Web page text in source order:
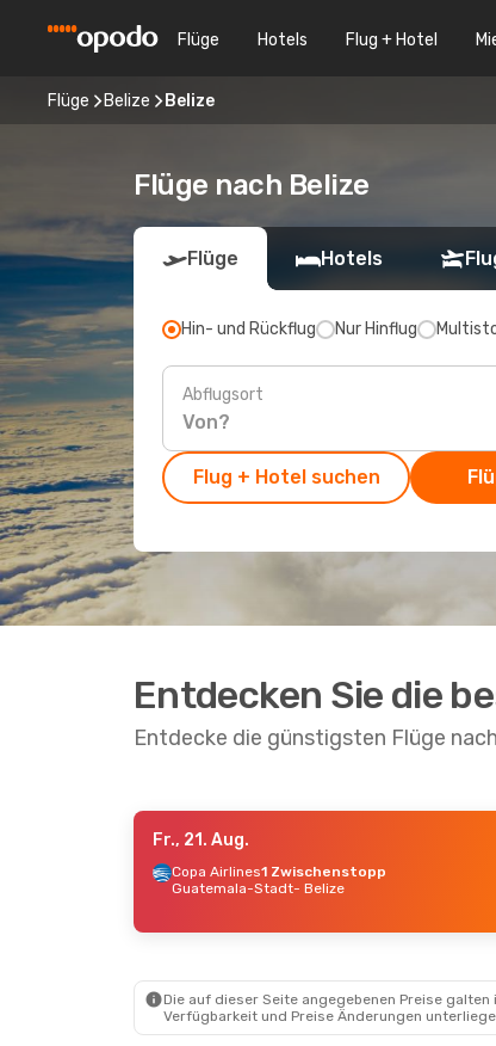
Flüge Hotels Flug + Hotel
Flüge Belize Belize
Flüge nach Belize
Flüge Hotels
Hin- und Rückflug Nur Hinflug
Abflugsort
Flug + Hotel suchen
Entdecken Sie die
Entdecke die günstigsten Flüge
- Mo., 24. Aug.
Fort Lauderdale
Fr., 21. Aug.
Copa Airlines1 Zwischenstopp
Guatemala-Stadt- Belize
Die auf dieser Seite angegebenen Preise
Verfügbarkeit und Preise Änderungen